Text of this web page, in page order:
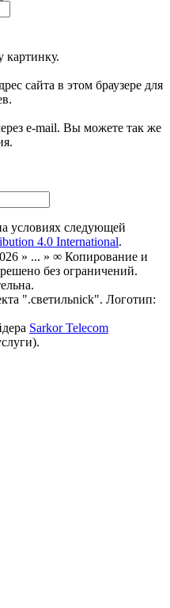
сайта в этом браузере для
e-mail. Вы можете так же
условиях следующей
4.0 International.
» ... » ∞ Копирование и
без ограничений.
".светильnick". Логотип:
Sarkor Telecom